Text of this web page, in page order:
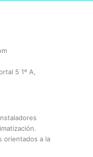
5 1º A,
orientados a la